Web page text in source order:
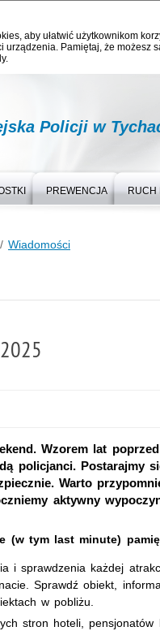
aby ułatwić użytkownikom
urządzenia. Pamiętaj, że możesz
Policji w
PREWENCJA RUCH
Wiadomości
Wzorem lat
policjanci. Postarajmy
Warto
aktywny
(w tym last minute)
i sprawdzenia każdej
Sprawdź obiekt,
w pobliżu.
stron hoteli, pensjonatów